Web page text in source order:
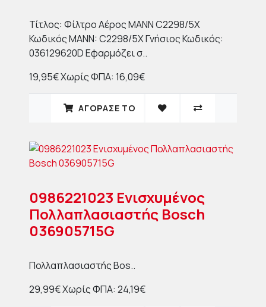
Τίτλος: Φίλτρο Αέρος MANN C2298/5X
Κωδικός MANN: C2298/5X Γνήσιος Κωδικός:
036129620D Εφαρμόζει σ..
19,95€Χωρίς ΦΠΑ: 16,09€
ΑΓΟΡΑΣΈ ΤΟ
0986221023 Ενισχυμένος
Πολλαπλασιαστής Bosch
036905715G
Πολλαπλασιαστής Bos..
29,99€Χωρίς ΦΠΑ: 24,19€